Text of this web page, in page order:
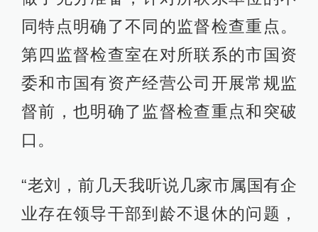
同特点明确了不同的监督检查重点。
第四监督检查室在对所联系的市国资
委和市国有资产经营公司开展常规监
督前，也明确了监督检查重点和突破
口。
“老刘，前几天我听说几家市属国有企
业存在领导干部到龄不退休的问题，